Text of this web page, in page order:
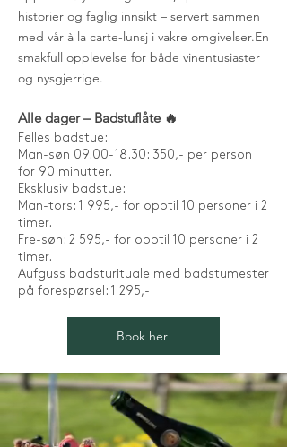
historier og faglig innsikt – servert sammen
med vår à la carte-lunsj i vakre omgivelser.En
smakfull opplevelse for både vinentusiaster
og nysgjerrige.
Alle dager – Badstuflåte 🔥
Felles badstue:
Man-søn 09.00-18.30: 350,- per person
for 90 minutter.
Eksklusiv badstue:
Man-tors: 1 995,- for opptil 10 personer i 2
timer.
Fre-søn: 2 595,- for opptil 10 personer i 2
timer.
Aufguss badsturituale med badstumester
på forespørsel: 1 295,-
Book her